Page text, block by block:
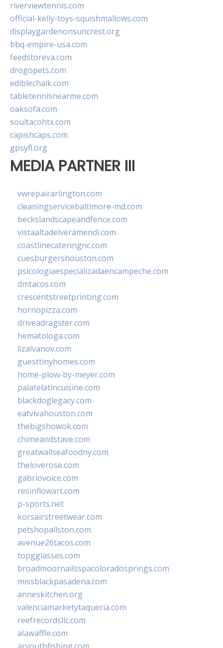
riverviewtennis.com
official-kelly-toys-squishmallows.com
displaygardenonsuncrest.org
bbq-empire-usa.com
feedstoreva.com
drogopets.com
ediblechalk.com
tabletennisnearme.com
oaksofa.com
soultacohtx.com
capishcaps.com
gpsyfl.org
MEDIA PARTNER III
vwrepairarlington.com
cleaningservicebaltimore-md.com
beckslandscapeandfence.com
vistaaltadelveramendi.com
coastlinecateringnc.com
cuesburgershouston.com
psicologiaespecializadaencampeche.com
dmtacos.com
crescentstreetprinting.com
hornopizza.com
driveadragster.com
hematologa.com
lizaivanov.com
guesttinyhomes.com
home-plow-by-meyer.com
palatelatincuisine.com
blackdoglegacy.com
eatvivahouston.com
thebigshowok.com
chimeandstave.com
greatwallseafoodny.com
theloverose.com
gabriovoice.com
resinflowart.com
p-sports.net
korsairstreetwear.com
petshopallston.com
avenue26tacos.com
topgglasses.com
broadmoornailsspacoloradosprings.com
missblackpasadena.com
anneskitchen.org
valenciamarketytaqueria.com
reefrecordsllc.com
alawaffle.com